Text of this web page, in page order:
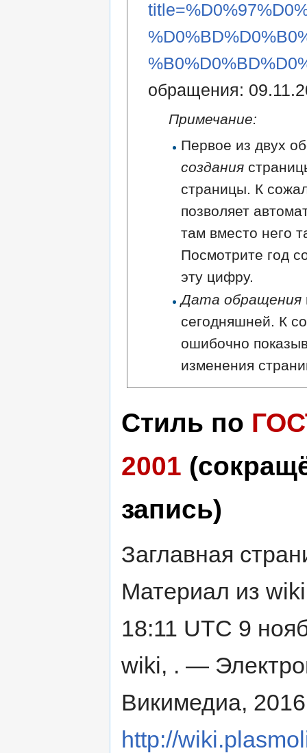
обращения:
Примечание:
Первое из двух
создания
страницы. К
позволяет
там вместо него
Посмотрите год
эту цифру.
Дата обращения
сегодняшней. К
ошибочно
изменения
Стиль по
2001
запись)
Заглавная
Материал из
18:11 UTC 9
wiki, . —
Викимедиа,
http://